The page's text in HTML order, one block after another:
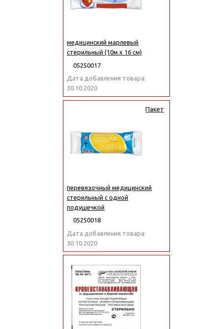
медицинский марлевый
стерильный (10м x 16 см)
05250017
Дата добавления товара:
30.10.2020
Пакет
перевязочный медицинский
стерильный с одной
подушечкой
05250018
Дата добавления товара:
30.10.2020